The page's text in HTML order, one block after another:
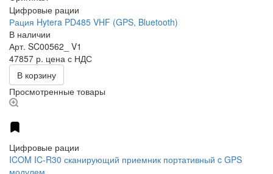
Цифровые рации
Рация Hytera PD485 VHF (GPS, Bluetooth)
В наличии
Арт. SC00562_ V1
47857 р. цена с НДС
В корзину
Просмотренные товары
Цифровые рации
ICOM IC-R30 сканирующий приемник портативный c GPS